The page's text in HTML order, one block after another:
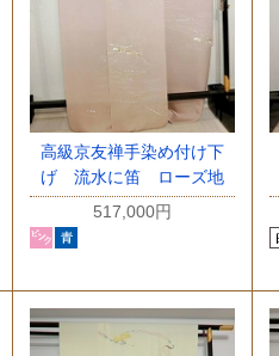
高級京友禅手染め付け下
げ 流水に笛 ローズ地
517,000円